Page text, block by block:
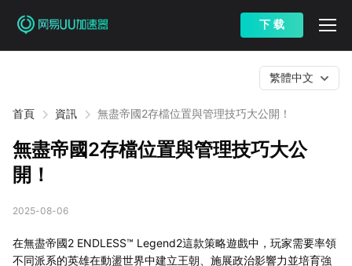
下 载
首頁 資訊 無盡帝國2存檔位置與管理技巧大公開！
繁體中文
無盡帝國2存檔位置與管理技巧大公
開！
2025-08-06
在無盡帝國2 ENDLESS™ Legend2這款策略遊戲中，玩家需要率領
不同派系的英雄在動盪世界中建立王朝、施展政治影響力並培育強